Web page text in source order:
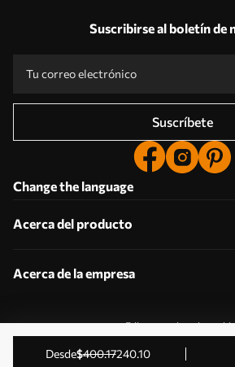
desde$400.17240.10
Suscribirse al boletín de
Suscríbete
Change the language
Acerca del producto
Acerca de la empresa
Editar permisos de
2011-2026 Uwalls . Todos los